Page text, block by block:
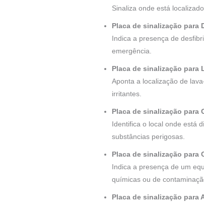
Sinaliza onde está
Placa de sinalização para
Indica a presença de
emergência.
Placa de sinalização para
Aponta a localização de
irritantes.
Placa de sinalização para
Identifica o local onde está
substâncias perigosas.
Placa de sinalização para
Indica a presença de um
químicas ou de
Placa de sinalização para